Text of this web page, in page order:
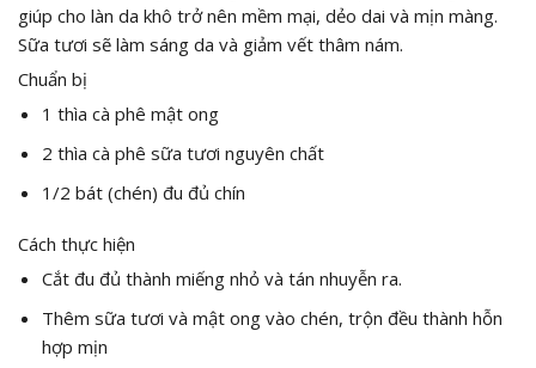
giúp cho làn da khô trở nên mềm mại, dẻo dai và mịn màng.
Sữa tươi sẽ làm sáng da và giảm vết thâm nám.
Chuẩn bị
1 thìa cà phê mật ong
2 thìa cà phê sữa tươi nguyên chất
1/2 bát (chén) đu đủ chín
Cách thực hiện
Cắt đu đủ thành miếng nhỏ và tán nhuyễn ra.
Thêm sữa tươi và mật ong vào chén, trộn đều thành hỗn
hợp mịn